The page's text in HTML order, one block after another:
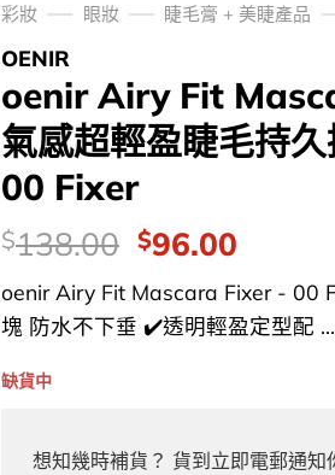
彩妝 眼妝 睫毛膏 + 美睫產品
OENIR
oenir Airy Fit
氣感超輕盈睫毛持
00 Fixer
價
$138.00 Original
was:
$138.00.
$96.00Current
is:
oenir Airy Fit Mascara Fixer - 00
塊 防水不下垂 ✔️透明輕盈定型配 ...
缺貨中
想知幾時補貨？ 貨到立即電郵通知